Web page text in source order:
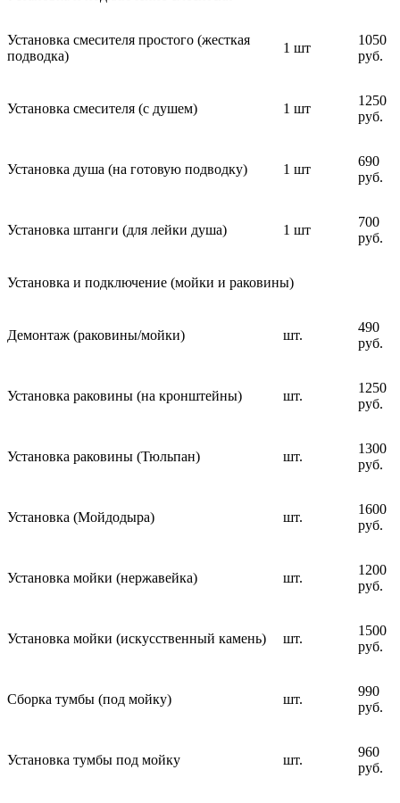
Установка смесителя простого (жесткая
подводка)
1 шт
1050
руб.
Установка смесителя (с душем) 1 шт
1250
руб.
Установка душа (на готовую подводку) 1 шт
690
руб.
Установка штанги (для лейки душа) 1 шт
700
руб.
Установка и подключение (мойки и раковины)
Демонтаж (раковины/мойки) шт.
490
руб.
Установка раковины (на кронштейны) шт.
1250
руб.
Установка раковины (Тюльпан) шт.
1300
руб.
Установка (Мойдодыра) шт.
1600
руб.
Установка мойки (нержавейка) шт.
1200
руб.
Установка мойки (искусственный камень) шт.
1500
руб.
Сборка тумбы (под мойку) шт.
990
руб.
Установка тумбы под мойку шт.
960
руб.